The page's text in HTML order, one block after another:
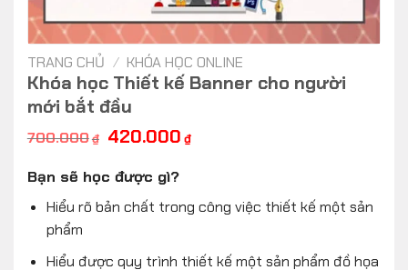
TRANG CHỦ / KHÓA HỌC ONLINE
Khóa học Thiết kế Banner cho người
mới bắt đầu
700.000₫ Giá
gốc
700.000₫.
420.000 ₫Giá
hiện
Bạn sẽ học được gì?
Hiểu rõ bản chất trong công việc thiết kế một sản
phẩm
Hiểu được quy trình thiết kế một sản phẩm đồ họa